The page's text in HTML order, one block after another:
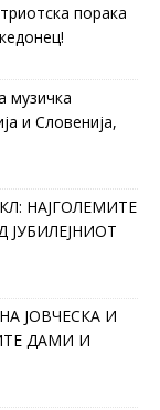
порака
музичка
и Словенија,
НАЈГОЛЕМИТЕ
ЈОВЧЕСКА И
ДАМИ И